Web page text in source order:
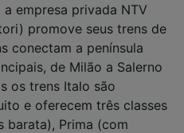
empresa privada NTV
promove seus trens de
conectam a península
de Milão a Salerno
os trens Italo são
e oferecem três classes
barata), Prima (com